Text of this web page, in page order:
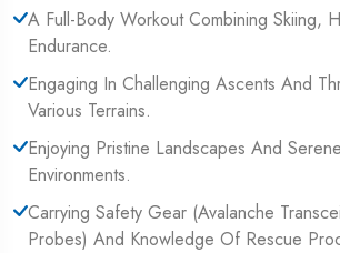
A Full-Body Workout Combining Skiing,
Endurance.
Engaging In Challenging Ascents And
Various Terrains.
Enjoying Pristine Landscapes And
Environments.
Carrying Safety Gear (Avalanche
Probes) And Knowledge Of Rescue